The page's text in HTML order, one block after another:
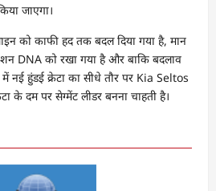
जाएगा।
को काफी हद तक बदल दिया गया है, मान
DNA को रखा गया है और बाकि बदलाव
में नई हुंडई क्रेटा का सीधे तौर पर Kia Seltos
के दम पर सेग्मेंट लीडर बनना चाहती है।